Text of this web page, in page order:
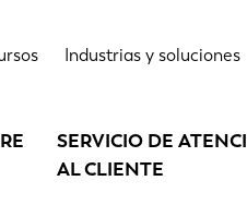
Industrias y soluciones
SERVICIO DE
AL CLIENTE